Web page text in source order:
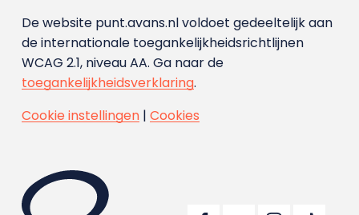
De website punt.avans.nl voldoet gedeeltelijk aan
de internationale toegankelijkheidsrichtlijnen
WCAG 2.1, niveau AA. Ga naar de
toegankelijkheidsverklaring.
Cookie instellingen| Cookies